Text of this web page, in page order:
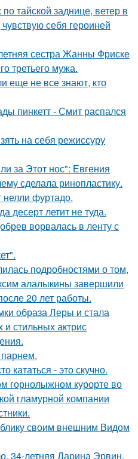
тайской заднице, ветер в
себя героиней
сестра Жанны Фриске
третьего мужа.
еще не все знают, кто
пинкетт - Смит распался
на себя режиссуру
за Этот нос": Евгения
сделала ринопластику.
нелли фуртадо.
десерт летит не туда.
ворвалась в ленту с
подробностями о том,
алалыкины завершили
20 лет работы.
образа Леры и стала
стильных актрис
кататься - это скучно.
горнолыжном курорте во
гламурной компании
своим внешним Видом
34-летняя Дарина Эрвин,